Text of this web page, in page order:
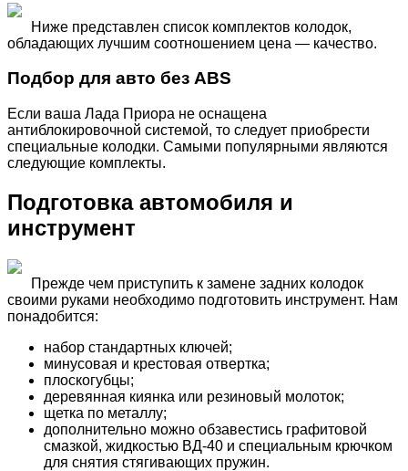
Ниже представлен список комплектов колодок,
обладающих лучшим соотношением цена — качество.
Подбор для авто без ABS
Если ваша Лада Приора не оснащена
антиблокировочной системой, то следует приобрести
специальные колодки. Самыми популярными являются
следующие комплекты.
Подготовка автомобиля и
инструмент
Прежде чем приступить к замене задних колодок
своими руками необходимо подготовить инструмент. Нам
понадобится:
набор стандартных ключей;
минусовая и крестовая отвертка;
плоскогубцы;
деревянная киянка или резиновый молоток;
щетка по металлу;
дополнительно можно обзавестись графитовой
смазкой, жидкостью ВД-40 и специальным крючком
для снятия стягивающих пружин.